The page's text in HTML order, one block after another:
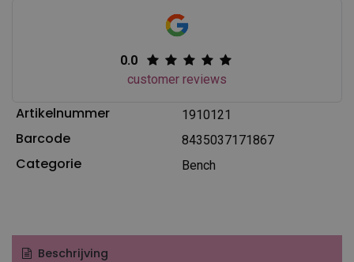
0.0
customer reviews
Artikelnummer 1910121
Barcode 8435037171867
Categorie Bench
Beschrijving